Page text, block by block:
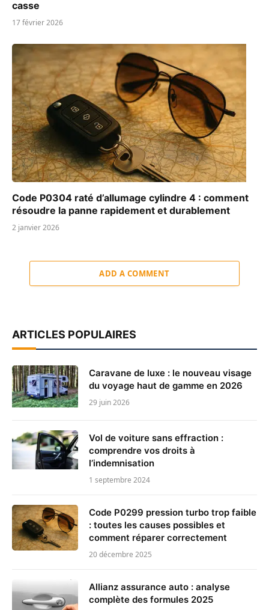
casse
17 février 2026
Code P0304 raté d’allumage cylindre 4 : comment
résoudre la panne rapidement et durablement
2 janvier 2026
ADD A COMMENT
ARTICLES POPULAIRES
Caravane de luxe : le nouveau visage
du voyage haut de gamme en 2026
29 juin 2026
Vol de voiture sans effraction :
comprendre vos droits à
l’indemnisation
1 septembre 2024
Code P0299 pression turbo trop faible
: toutes les causes possibles et
comment réparer correctement
20 décembre 2025
Allianz assurance auto : analyse
complète des formules 2025